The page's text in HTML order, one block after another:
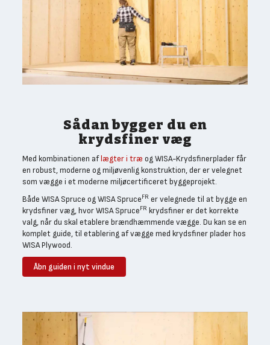
Sådan bygger du en
krydsfiner væg
Med kombinationen aflægter i træ og WISA-Krydsfinerplader får
en robust, moderne og miljøvenlig konstruktion, der er velegnet
som vægge i et moderne miljøcertificeret byggeprojekt.
Både WISA Spruce og WISA SpruceFR er velegnede til at bygge en
krydsfiner væg, hvor WISA SpruceFR krydsfiner er det korrekte
valg, når du skal etablere brændhæmmende vægge. Du kan se en
komplet guide, til etablering af vægge med krydsfiner plader hos
WISA Plywood.
Åbn guiden i nyt vindue